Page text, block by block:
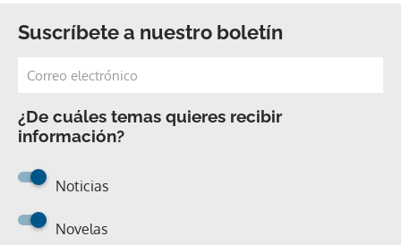
Suscríbete a nuestro boletín
¿De cuáles temas quieres recibir
información?
Noticias
Novelas